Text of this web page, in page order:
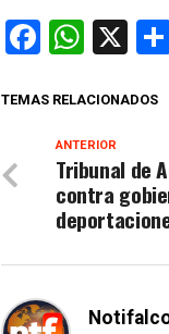
X
TEMAS RELACIONADOS
ANTERIOR
Tribunal de
contra